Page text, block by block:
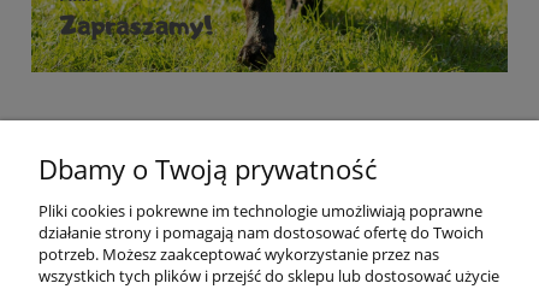
Dbamy o Twoją prywatność
Pliki cookies i pokrewne im technologie umożliwiają poprawne
działanie strony i pomagają nam dostosować ofertę do Twoich
potrzeb. Możesz zaakceptować wykorzystanie przez nas
wszystkich tych plików i przejść do sklepu lub dostosować użycie